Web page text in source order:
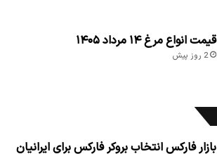
قیمت انواع مرغ ۱۴ مرداد ۱۴۰۵
2 روز پیش
بازار فارکس انتخاب بروکر فارکس برای ایرانیان